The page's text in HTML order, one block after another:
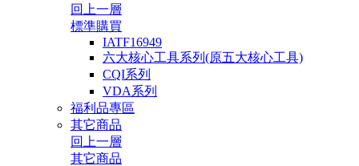
回上一層
標準購買
IATF16949
六大核心工具系列(原五大核心工具)
CQI系列
VDA系列
福利品專區
其它商品
回上一層
其它商品